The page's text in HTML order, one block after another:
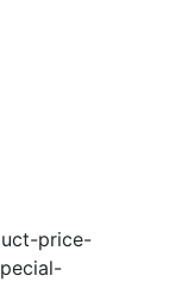
price-